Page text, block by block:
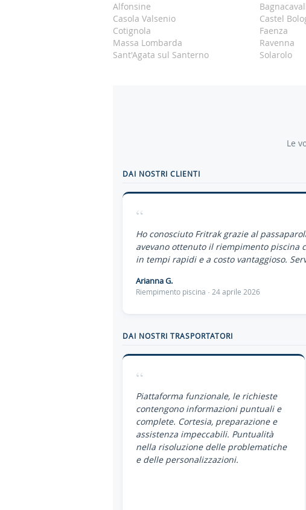
Alfonsine
Casola Valsenio
Castel
Cotignola
Faenza
Massa Lombarda
Ravenna
Sant'Agata sul Santerno
Solarolo
Le
DAI NOSTRI CLIENTI
“
Ho conosciuto Fritrak grazie al
avevano ottenuto il riempimento piscina
in tempi rapidi e a costo vantaggioso.
Arianna G.
Riempimento piscina · 24 aprile 2026
DAI NOSTRI TRASPORTATORI
“
Piattaforma funzionale, le richieste
contengono informazioni puntuali e
complete. Cortesia, preparazione e
assistenza impeccabili. Puntualità
nella risoluzione delle problematiche
e delle personalizzazioni.